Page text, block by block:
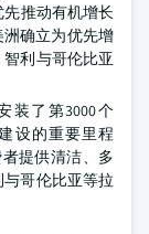
推动有机增长
确立为优先增
利与哥伦比亚
装了第3000个
设的重要里程
提供清洁、多
哥伦比亚等拉